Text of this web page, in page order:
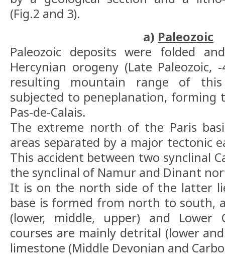
(Fig.2 and 3).
a) Paleozoic
Paleozoic deposits were folded
Hercynian orogeny (Late Paleozoic,
resulting mountain range of
subjected to peneplanation, forming
Pas-de-Calais.
The extreme north of the Paris
areas separated by a major tectonic
This accident between two synclinal
the synclinal of Namur and Dinant
It is on the north side of the latter
base is formed from north to south,
(lower, middle, upper) and Lower
courses are mainly detrital (lower
limestone (Middle Devonian and